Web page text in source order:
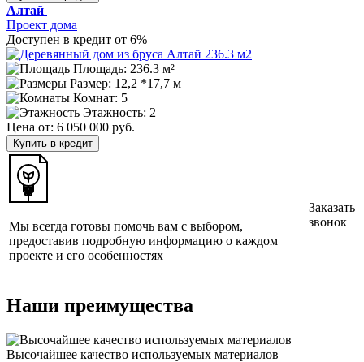
Алтай
Проект дома
Доступен в кредит от 6%
Площадь: 236.3 м²
Размер: 12,2 *17,7 м
Комнат: 5
Этажность: 2
Цена от: 6 050 000 руб.
Купить в кредит
Мы всегда готовы помочь вам с выбором,
предоставив подробную информацию о каждом
проекте и его особенностях
Заказать
звонок
Наши преимущества
Высочайшее качество используемых материалов